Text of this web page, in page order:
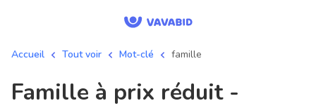
Accueil Tout voir Mot-clé famille
famille à prix réduit -